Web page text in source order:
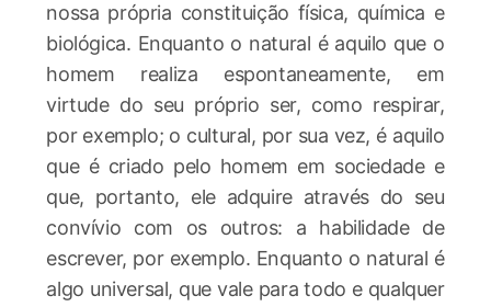
nossa própria constituição física, química e
biológica. Enquanto o natural é aquilo que o
homem realiza espontaneamente, em
virtude do seu próprio ser, como respirar,
por exemplo; o cultural, por sua vez, é aquilo
que é criado pelo homem em sociedade e
que, portanto, ele adquire através do seu
convívio com os outros: a habilidade de
escrever, por exemplo. Enquanto o natural é
algo universal, que vale para todo e qualquer